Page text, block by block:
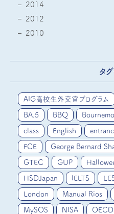
2014
2012
2010
タ
AIG高校生外交官プログラム
BA.5 BBQ
class English
FCE George Bernard
GTEC GUP
HSDJapan IELTS
London Manual Rios
MySOS NISA OECD